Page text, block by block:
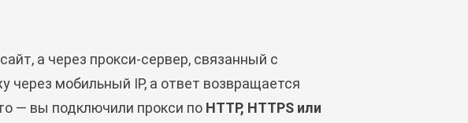
а через прокси-сервер, связанный с
мобильный IP, а ответ возвращается
— вы подключили прокси по HTTP, HTTPS или